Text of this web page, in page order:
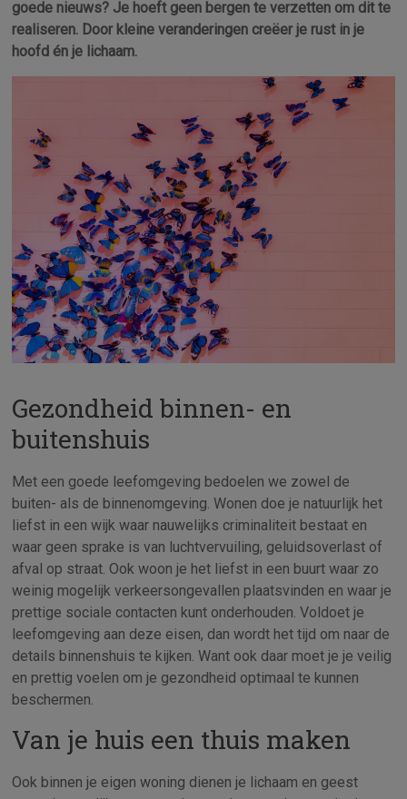
goede nieuws? Je hoeft geen bergen te verzetten om dit te
realiseren. Door kleine veranderingen creëer je rust in je
hoofd én je lichaam.
Gezondheid binnen- en
buitenshuis
Met een goede leefomgeving bedoelen we zowel de
buiten- als de binnenomgeving. Wonen doe je natuurlijk het
liefst in een wijk waar nauwelijks criminaliteit bestaat en
waar geen sprake is van luchtvervuiling, geluidsoverlast of
afval op straat. Ook woon je het liefst in een buurt waar zo
weinig mogelijk verkeersongevallen plaatsvinden en waar je
prettige sociale contacten kunt onderhouden. Voldoet je
leefomgeving aan deze eisen, dan wordt het tijd om naar de
details binnenshuis te kijken. Want ook daar moet je je veilig
en prettig voelen om je gezondheid optimaal te kunnen
beschermen.
Van je huis een thuis maken
Ook binnen je eigen woning dienen je lichaam en geest